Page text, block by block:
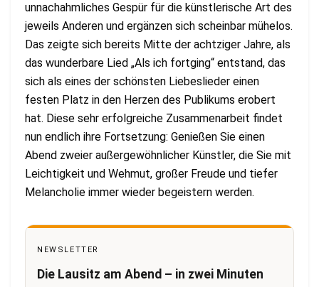
unnachahmliches Gespür für die künstlerische Art des
jeweils Anderen und ergänzen sich scheinbar mühelos.
Das zeigte sich bereits Mitte der achtziger Jahre, als
das wunderbare Lied „Als ich fortging“ entstand, das
sich als eines der schönsten Liebeslieder einen
festen Platz in den Herzen des Publikums erobert
hat. Diese sehr erfolgreiche Zusammenarbeit findet
nun endlich ihre Fortsetzung: Genießen Sie einen
Abend zweier außergewöhnlicher Künstler, die Sie mit
Leichtigkeit und Wehmut, großer Freude und tiefer
Melancholie immer wieder begeistern werden.
NEWSLETTER
Die Lausitz am Abend – in zwei Minuten